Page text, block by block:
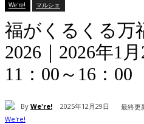
We're! マルシェ
福がくるくる万
2026｜2026年1月
11：00～16：00
By We're! 2025年12月29日 最終更